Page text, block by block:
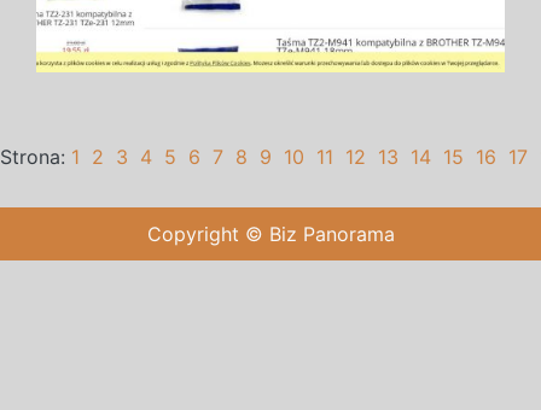
Strona: 1 2 3 4 5 6 7 8 9 10 11 12 13 14 15 16 17
Copyright © Biz Panorama